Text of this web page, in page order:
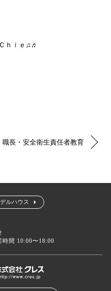
ｈｉｅ♫♬
職長・安全衛生責任者教育
ルハウス
間 10:00〜18:00